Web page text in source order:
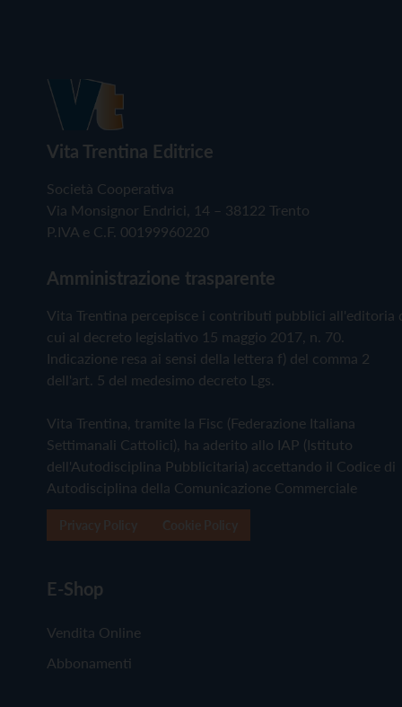
Vita Trentina Editrice
Società Cooperativa
Via Monsignor Endrici, 14 – 38122 Trento
P.IVA e C.F. 00199960220
Amministrazione trasparente
Vita Trentina percepisce i contributi pubblici all'editoria
cui al decreto legislativo 15 maggio 2017, n. 70.
Indicazione resa ai sensi della lettera f) del comma 2
dell'art. 5 del medesimo decreto Lgs.
Vita Trentina, tramite la Fisc (Federazione Italiana
Settimanali Cattolici), ha aderito allo IAP (Istituto
dell'Autodisciplina Pubblicitaria) accettando il Codice di
Autodisciplina della Comunicazione Commerciale
E-Shop
Vendita Online
Abbonamenti